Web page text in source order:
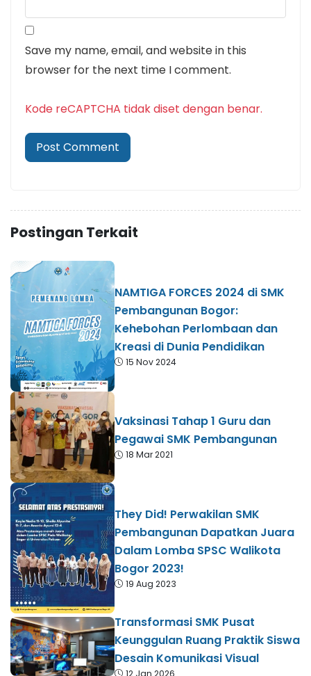
Save my name, email, and website in this
browser for the next time I comment.
Kode reCAPTCHA tidak diset dengan benar.
Postingan Terkait
NAMTIGA FORCES 2024 di SMK
Pembangunan Bogor:
Kehebohan Perlombaan dan
Kreasi di Dunia Pendidikan
15 Nov 2024
Vaksinasi Tahap 1 Guru dan
Pegawai SMK Pembangunan
18 Mar 2021
They Did! Perwakilan SMK
Pembangunan Dapatkan Juara
Dalam Lomba SPSC Walikota
Bogor 2023!
19 Aug 2023
Transformasi SMK Pusat
Keunggulan Ruang Praktik Siswa
Desain Komunikasi Visual
12 Jan 2026